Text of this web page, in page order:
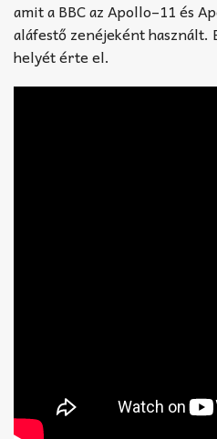
amit a BBC az Apollo–11 és
aláfestő zenéjeként használt.
helyét érte el.